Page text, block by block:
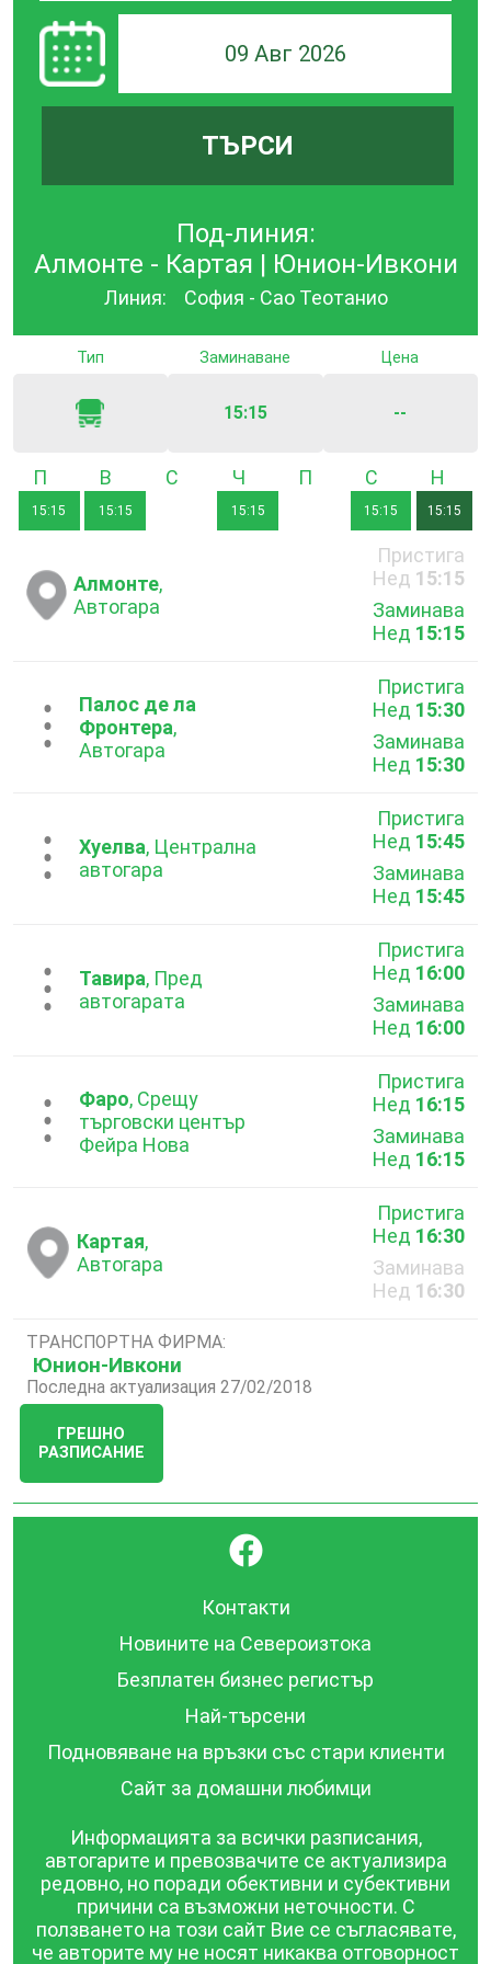
09 Авг 2026
ТЪРСИ
Под-линия:
Алмонте - Картая | Юнион-Ивкони
Линия: София - Сао Теотанио
Тип Заминаване
15:15
Цена
--
Понеделник
15:15
Вторник
15:15
Четвъртък
15:15
Събота
15:15 15:15
Алмонте,
Автогара
Пристига
Нед 15:15
Заминава
Нед 15:15
...Палос де ла
Фронтера,
Автогара
Пристига
Нед 15:30
Заминава
Нед 15:30
...Хуелва, Централна
автогара
Пристига
Нед 15:45
Заминава
Нед 15:45
...Тавира, Пред
автогарата
Пристига
Нед 16:00
Заминава
Нед 16:00
...
Фаро, Срещу
търговски център
Фейра Нова
Пристига
Нед 16:15
Заминава
Нед 16:15
Картая,
Автогара
Пристига
Нед 16:30
Заминава
Нед 16:30
ТРАНСПОРТНА ФИРМА:
Юнион-Ивкони
Последна актуализация 27/02/2018
ГРЕШНО
РАЗПИСАНИЕ
}
Контакти
Новините на Североизтока
Безплатен бизнес регистър
Най-търсени
Подновяване на връзки със стари клиенти
Сайт за домашни любимци
Информацията за всички разписания,
автогарите и превозвачите се актуализира
редовно, но поради обективни и субективни
причини са възможни неточности. С
ползването на този сайт Вие се съгласявате,
че авторите му не носят никаква отговорност